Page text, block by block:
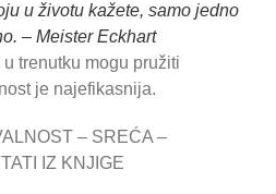
u životu kažete, samo jedno
– Meister Eckhart
trenutku mogu pružiti
je najefikasnija.
– SREĆA –
IZ KNJIGE